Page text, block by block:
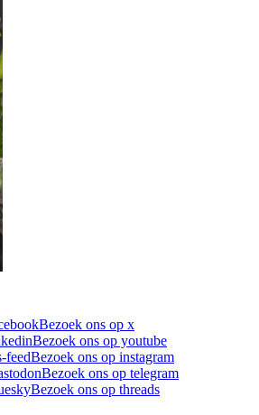
Bezoek ons op x
Bezoek ons op youtube
feedBezoek ons op instagram
Bezoek ons op telegram
Bezoek ons op threads